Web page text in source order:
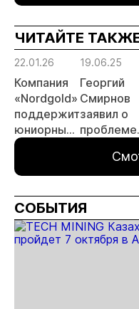
добычу
золота
крае
ЧИТАЙТЕ
22.01.26
Компания
«Nordgold»
поддержит
юниорные
проекты
19.06.25
Георгий
Смирнов
заявил о
проблеме
запасов
золота
СОБЫТИЯ